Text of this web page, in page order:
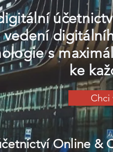
vedení
s
ke
Chci
Online &